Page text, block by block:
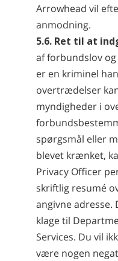
Arrowhead vil
anmodning.
5.6. Ret til at
af forbundslov
er en kriminel
overtrædelser
myndigheder i
spørgsmål eller
blevet krænket,
Privacy Officer
skriftlig resumé
angivne adresse.
klage til
Services. Du vil
være nogen